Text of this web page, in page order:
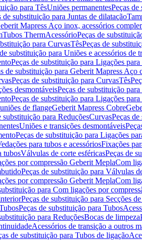
para TêsUniões permanentesPeças
de substituição para Juntas de dilatação
Mapress Aço inox, acessórios
Tubos ThermAcessórioPeças de
para CurvasTêsPeças de
substituição para Uniões e acessórios de
Peças de substituição para Ligações
de substituição para Geberit Mapress Aço
Peças de substituição para CurvasTês
desmontáveisPeças de substituição
Peças de substituição para Ligações
de flangeGeberit Mapress Cobre
substituição para ReduçõesCurvasPeças
Uniões e transições desmontáveis
Peças de substituição para Ligações
para tubos e acessóriosFixações
tubosVálvulas de corte esféricasPeças de
por compressão Geberit MeplaCom
Peças de substituição para Válvulas
por compressão Geberit MeplaCom
para Com ligações por
Peças de substituição para Secções
Peças de substituição para Tubos
para ReduçõesBocas de limpeza
Acessórios de transição a outros
de substituição para Tubos de ligação